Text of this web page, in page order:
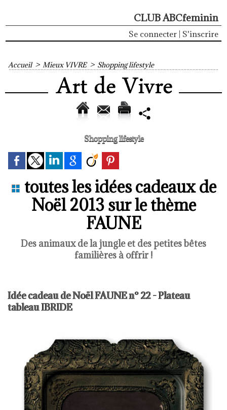
CLUB ABCfeminin
Se connecter S'inscrire
Accueil > Mieux VIVRE > Shopping lifestyle
Shopping lifestyle
toutes les idées cadeaux de
Noël 2013 sur le thème
FAUNE
Des animaux de la jungle et des petites bêtes
familières à offrir !
Idée cadeau de Noël FAUNE n° 22 - Plateau
tableau IBRIDE